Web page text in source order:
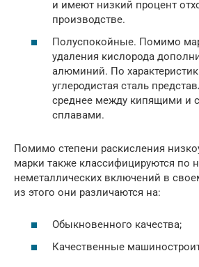
и имеют низкий процент
производстве.
Полуспокойные. Помимо
удаления кислорода
алюминий. По
углеродистая сталь
среднее между кипящими и
сплавами.
Помимо степени раскисления
марки также классифицируются по
неметаллических включений в
из этого они различаются на:
Обыкновенного качества;
Качественные